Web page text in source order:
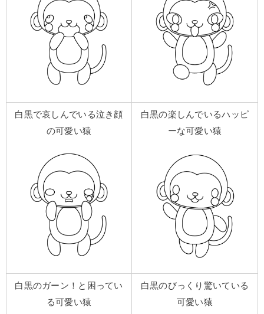
白黒で哀しんでいる泣き顔
の可愛い猿
白黒の楽しんでいるハッピ
ーな可愛い猿
白黒のガーン！と困ってい
る可愛い猿
白黒のびっくり驚いている
可愛い猿